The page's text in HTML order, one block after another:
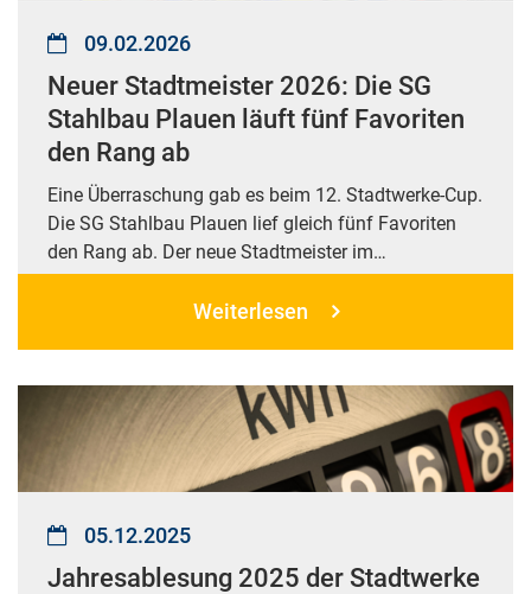
09.02.2026
Neuer Stadtmeister 2026: Die SG
Stahlbau Plauen läuft fünf Favoriten
den Rang ab
Eine Überraschung gab es beim 12. Stadtwerke-Cup.
Die SG Stahlbau Plauen lief gleich fünf Favoriten
den Rang ab. Der neue Stadtmeister im…
Weiterlesen
05.12.2025
Jahresablesung 2025 der Stadtwerke